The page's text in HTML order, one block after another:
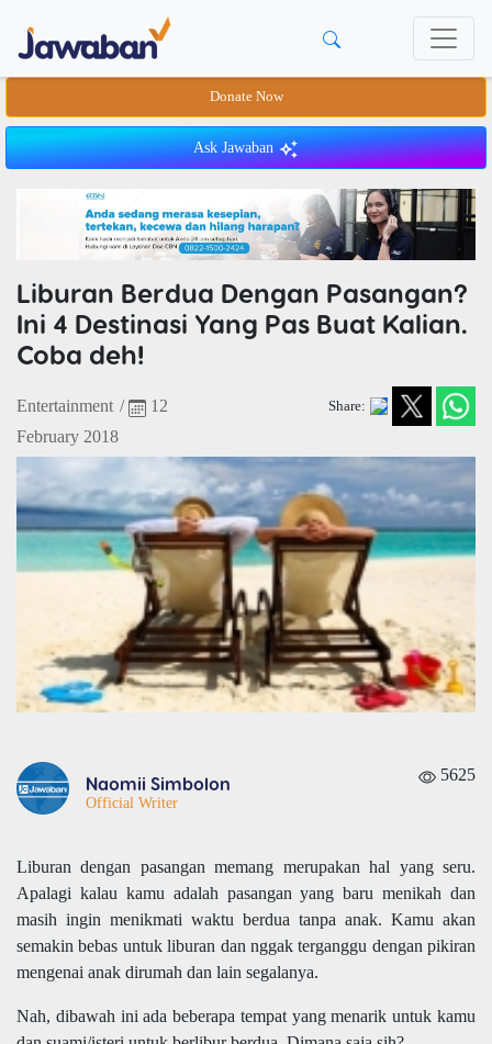
Donate Now
Ask Jawaban
Liburan Berdua Dengan Pasangan?
Ini 4 Destinasi Yang Pas Buat Kalian.
Coba deh!
Entertainment /
12
February 2018
Share:
Naomii Simbolon
Official Writer
5625
Liburan dengan pasangan memang merupakan hal yang seru.
Apalagi kalau kamu adalah pasangan yang baru menikah dan
masih ingin menikmati waktu berdua tanpa anak. Kamu akan
semakin bebas untuk liburan dan nggak terganggu dengan pikiran
mengenai anak dirumah dan lain segalanya.
Nah, dibawah ini ada beberapa tempat yang menarik untuk kamu